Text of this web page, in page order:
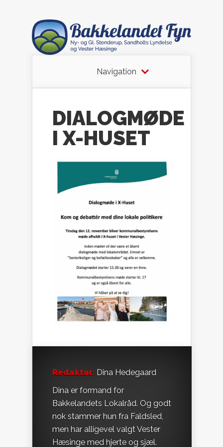
Navigation
DIALOGMØDE
I X-HUSET
Redaktør: Dina Hedegaard
Dina er formand for
Bakkelandets Lokalråd. Og godt
nok stammer hun fra Faldsled,
men har alligevel valgt Vester
Hæsinge med hjerte og sjæl.